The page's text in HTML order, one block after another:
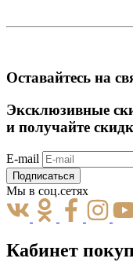
Оставайтесь на
Эксклюзивные
и получайте
E-mail
Подписаться
Мы в соц.сетях
Кабинет